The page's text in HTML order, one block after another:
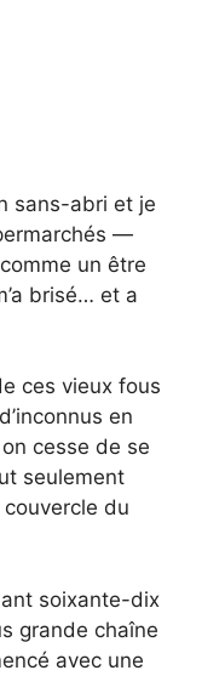
sans-abri et je
—
un être
brisé… et a
ces vieux fous
en
cesse de se
seulement
du
soixante-dix
grande chaîne
avec une